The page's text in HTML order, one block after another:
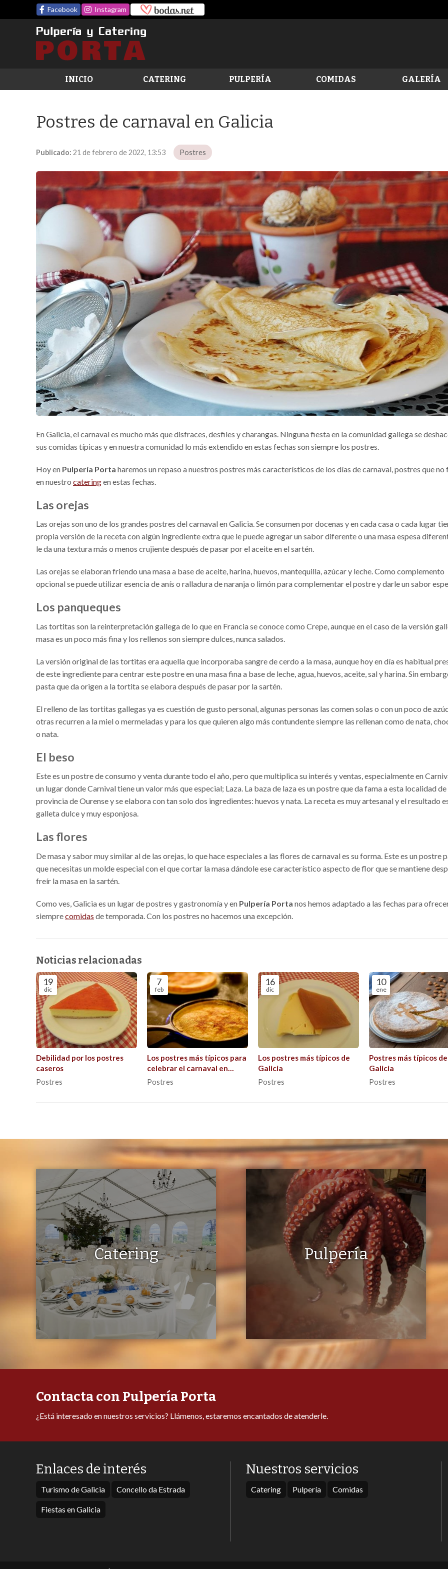
Facebook Instagram
INICIO CATERING PULPERÍA COMIDAS GALERÍA
Postres de carnaval en Galicia
Publicado: 21 de febrero de 2022, 13:53 Postres
En Galicia, el carnaval es mucho más que disfraces, desfiles y charangas. Ninguna fiesta en la comunidad gallega se
sus comidas típicas y en nuestra comunidad lo más extendido en estas fechas son siempre los postres.
Hoy en Pulpería Porta haremos un repaso a nuestros postres más característicos de los días de carnaval, postres que no
en nuestro cateringen estas fechas.
Las orejas
Las orejas son uno de los grandes postres del carnaval en Galicia. Se consumen por docenas y en cada casa o cada lugar
propia versión de la receta con algún ingrediente extra que le puede agregar un sabor diferente o una masa espesa
le da una textura más o menos crujiente después de pasar por el aceite en el sartén.
Las orejas se elaboran friendo una masa a base de aceite, harina, huevos, mantequilla, azúcar y leche. Como complemento
opcional se puede utilizar esencia de anís o ralladura de naranja o limón para complementar el postre y darle un sabor
Los panqueques
Las tortitas son la reinterpretación gallega de lo que en Francia se conoce como Crepe, aunque en el caso de la versión
masa es un poco más fina y los rellenos son siempre dulces, nunca salados.
La versión original de las tortitas era aquella que incorporaba sangre de cerdo a la masa, aunque hoy en día es habitual
de este ingrediente para centrar este postre en una masa fina a base de leche, agua, huevos, aceite, sal y harina. Sin
pasta que da origen a la tortita se elabora después de pasar por la sartén.
El relleno de las tortitas gallegas ya es cuestión de gusto personal, algunas personas las comen solas o con un poco de
otras recurren a la miel o mermeladas y para los que quieren algo más contundente siempre las rellenan como de nata,
o nata.
El beso
Este es un postre de consumo y venta durante todo el año, pero que multiplica su interés y ventas, especialmente en
un lugar donde Carnival tiene un valor más que especial; Laza. La baza de laza es un postre que da fama a esta localidad de
provincia de Ourense y se elabora con tan solo dos ingredientes: huevos y nata. La receta es muy artesanal y el resultado
galleta dulce y muy esponjosa.
Las flores
De masa y sabor muy similar al de las orejas, lo que hace especiales a las flores de carnaval es su forma. Este es un postre
que necesitas un molde especial con el que cortar la masa dándole ese característico aspecto de flor que se mantiene
freír la masa en la sartén.
Como ves, Galicia es un lugar de postres y gastronomía y en Pulpería Porta nos hemos adaptado a las fechas para
siemprecomidas de temporada. Con los postres no hacemos una excepción.
Noticias relacionadas
19
dic
Debilidad por los postres
caseros
Postres
7
feb
Los postres más típicos para
celebrar el carnaval en
Galicia
Postres
16
dic
Los postres más típicos de
Galicia
Postres
10
ene
Postres más típicos de
Galicia
Postres
Catering Pulpería
Contacta con Pulpería Porta
¿Está interesado en nuestros servicios? Llámenos, estaremos encantados de atenderle.
Enlaces de interés
Turismo de Galicia Concello da Estrada
Fiestas en Galicia
Nuestros servicios
Catering Pulpería Comidas